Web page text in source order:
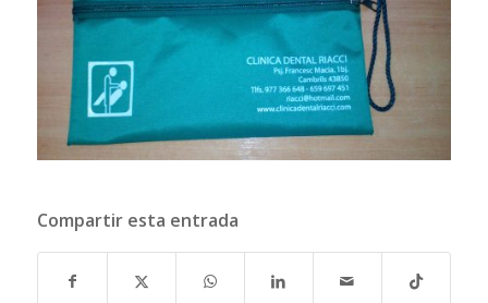
Compartir esta entrada